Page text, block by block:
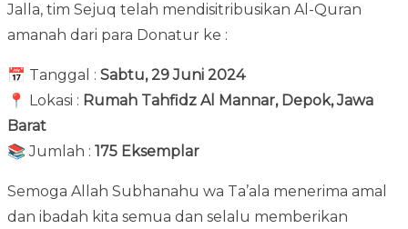
Jalla, tim Sejuq telah mendisitribusikan Al-Quran
amanah dari para Donatur ke :
📅 Tanggal : Sabtu, 29 Juni 2024
📍 Lokasi : Rumah Tahfidz Al Mannar, Depok, Jawa
Barat
📚 Jumlah : 175 Eksemplar
Semoga Allah Subhanahu wa Ta’ala menerima amal
dan ibadah kita semua dan selalu memberikan